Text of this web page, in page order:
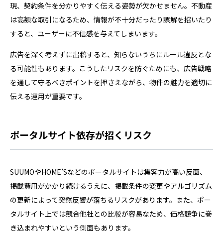
現、契約条件を分かりやすく伝える姿勢が欠かせません。不動産
は高額な取引になるため、情報が不十分だったり誤解を招いたり
すると、ユーザーに不信感を与えてしまいます。
広告を深く考えずに出稿すると、知らないうちにルール違反とな
る可能性もあります。こうしたリスクを防ぐためにも、広告戦略
を通して守るべきポイントを押さえながら、物件の魅力を適切に
伝える運用が重要です。
ポータルサイト依存が招くリスク
SUUMOやHOME’Sなどのポータルサイトは集客力が高い反面、
掲載費用がかかり続けるうえに、掲載条件の変更やアルゴリズム
の更新によって突然反響が落ちるリスクがあります。また、ポー
タルサイト上では競合他社との比較が容易なため、価格競争に巻
き込まれやすいという側面もあります。